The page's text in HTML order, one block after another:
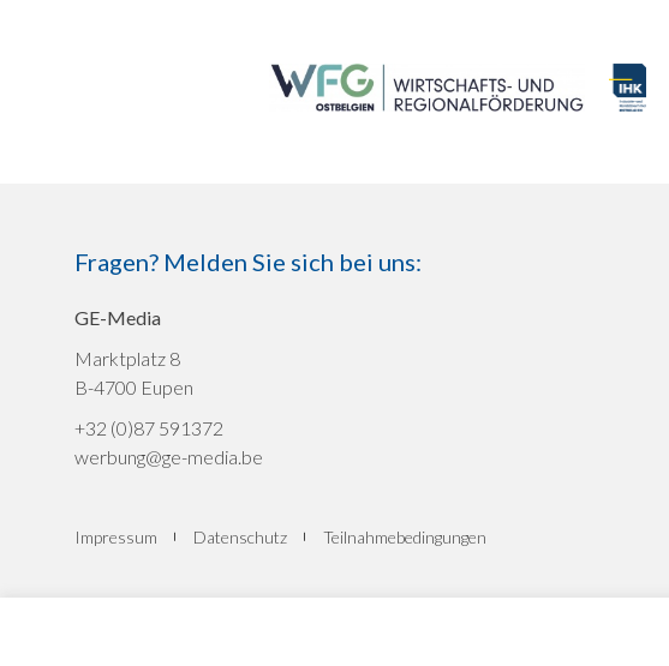
Fragen? Melden Sie sich bei uns:
GE-Media
Marktplatz 8
B-4700 Eupen
+32 (0)87 591372
werbung@ge-media.be
Impressum Datenschutz Teilnahmebedingungen